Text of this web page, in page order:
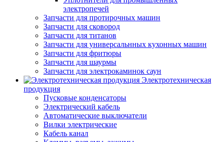
электропечей
Запчасти для протирочных машин
Запчасти для сковород
Запчасти для титанов
Запчасти для универсальнных кухонных машин
Запчасти для фритюры
Запчасти для шаурмы
Запчасти для электрокаминок саун
Электротехническая
продукция
Пусковые конденсаторы
Электрический кабель
Автоматические выключатели
Вилки электрические
Кабель канал